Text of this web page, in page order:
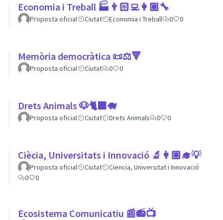
Economia i Treball 🏭👨🏻‍💻👩🏽‍🔧
Proposta oficial Ciutat Economia i Treball 0 0
Memòria democràtica 📜⚖️🔻
Proposta oficial Ciutat 0 0
Drets Animals 🐶🐈‍⬛️🐗
Proposta oficial Ciutat Drets Animals 0 0
Ciècia, Universitats i Innovació 🔬👩🏽‍🎓💡
Proposta oficial Ciutat
Ciencia, Universitat i Innovació
0
0
Ecosistema Comunicatiu 📰📻📺